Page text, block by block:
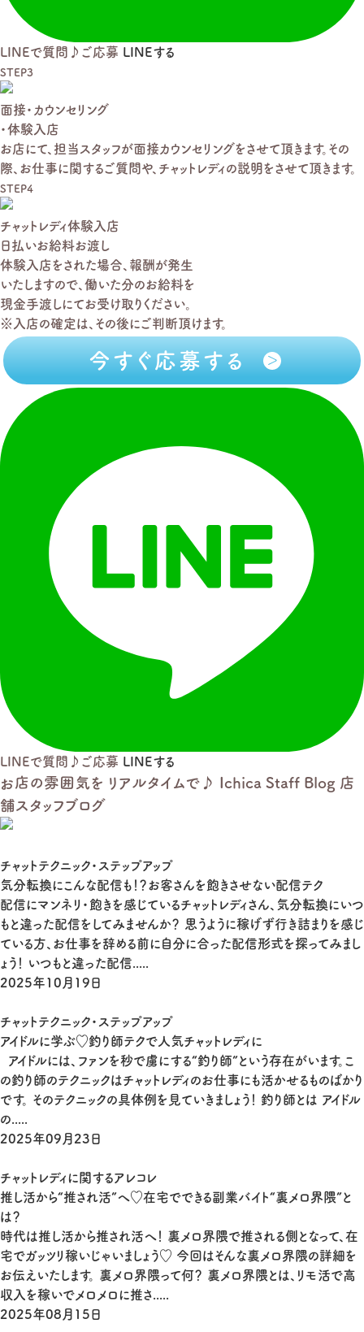
LINEで質問♪ご応募 LINEする
STEP3
面接・カウンセリング
・体験入店
お店にて、担当スタッフが面接カウンセリングをさせて頂きます。その
際、お仕事に関するご質問や、チャットレディの説明をさせて頂きます。
STEP4
チャットレディ体験入店
日払いお給料お渡し
体験入店をされた場合、報酬が発生
いたしますので、働いた分のお給料を
現金手渡しにてお受け取りください。
※入店の確定は、その後にご判断頂けます。
今すぐ応募する
LINEで質問♪ご応募 LINEする
お 店の雰囲 気を リ ア ルタイ ムで♪ Ichica Staff Blog 店
舗スタッフブログ
チャットテクニック・ステップアップ
気分転換にこんな配信も！？お客さんを飽きさせない配信テク
配信にマンネリ・飽きを感じているチャットレディさん、気分転換にいつ
もと違った配信をしてみませんか？ 思うように稼げず行き詰まりを感じ
ている方、お仕事を辞める前に自分に合った配信形式を探ってみまし
ょう！ いつもと違った配信.....
2025年10月19日
チャットテクニック・ステップアップ
アイドルに学ぶ♡釣り師テクで人気チャットレディに
アイドルには、ファンを秒で虜にする“釣り師”という存在がいます。こ
の釣り師のテクニックはチャットレディのお仕事にも活かせるものばかり
です。 そのテクニックの具体例を見ていきましょう！ 釣り師とは アイドル
の.....
2025年09月23日
チャットレディに関するアレコレ
推し活から“推され活”へ♡在宅でできる副業バイト“裏メロ界隈”と
は？
時代は推し活から推され活へ！ 裏メロ界隈で推される側となって、在
宅でガッツリ稼いじゃいましょう♡ 今回はそんな裏メロ界隈の詳細を
お伝えいたします。 裏メロ界隈って何？ 裏メロ界隈とは、リモ活で高
収入を稼いでメロメロに推さ.....
2025年08月15日